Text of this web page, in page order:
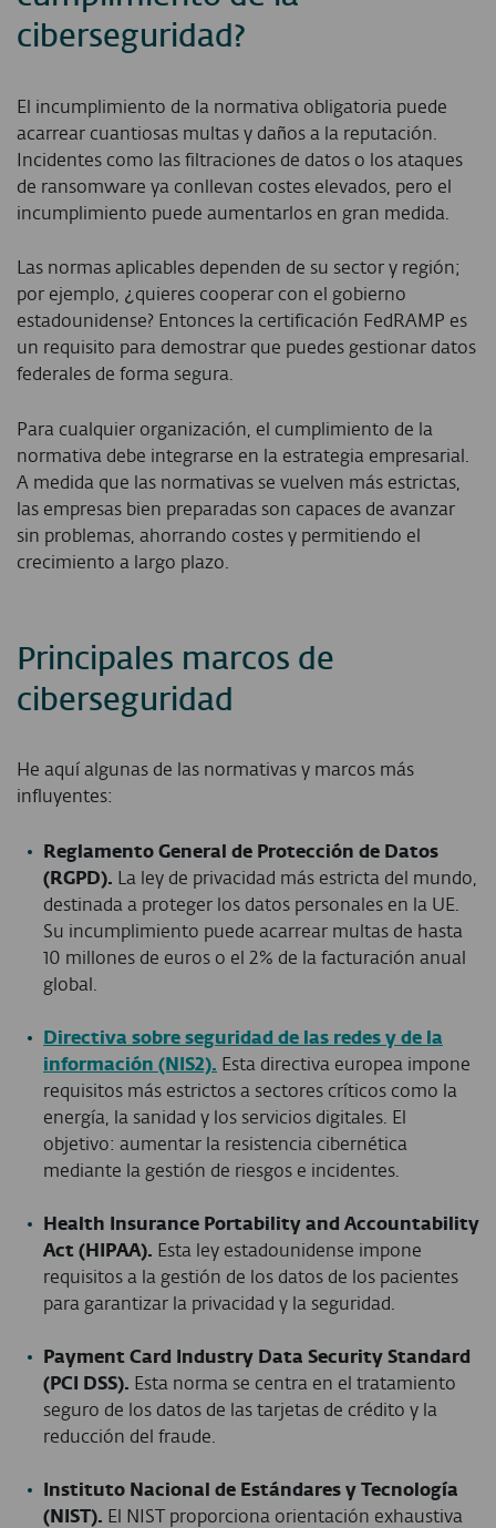
ciberseguridad?
El incumplimiento de la normativa obligatoria puede
acarrear cuantiosas multas y daños a la reputación.
Incidentes como las filtraciones de datos o los ataques
de ransomware ya conllevan costes elevados, pero el
incumplimiento puede aumentarlos en gran medida.
Las normas aplicables dependen de su sector y región;
por ejemplo, ¿quieres cooperar con el gobierno
estadounidense? Entonces la certificación FedRAMP es
un requisito para demostrar que puedes gestionar datos
federales de forma segura.
Para cualquier organización, el cumplimiento de la
normativa debe integrarse en la estrategia empresarial.
A medida que las normativas se vuelven más estrictas,
las empresas bien preparadas son capaces de avanzar
sin problemas, ahorrando costes y permitiendo el
crecimiento a largo plazo.
Principales marcos de
ciberseguridad
He aquí algunas de las normativas y marcos más
influyentes:
Reglamento General de Protección de Datos
(RGPD). La ley de privacidad más estricta del mundo,
destinada a proteger los datos personales en la UE.
Su incumplimiento puede acarrear multas de hasta
10 millones de euros o el 2% de la facturación anual
global.
Directiva sobre seguridad de las redes y de la
información (NIS2). Esta directiva europea impone
requisitos más estrictos a sectores críticos como la
energía, la sanidad y los servicios digitales. El
objetivo: aumentar la resistencia cibernética
mediante la gestión de riesgos e incidentes.
Health Insurance Portability and Accountability
Act (HIPAA). Esta ley estadounidense impone
requisitos a la gestión de los datos de los pacientes
para garantizar la privacidad y la seguridad.
Payment Card Industry Data Security Standard
(PCI DSS). Esta norma se centra en el tratamiento
seguro de los datos de las tarjetas de crédito y la
reducción del fraude.
Instituto Nacional de Estándares y Tecnología
(NIST). El NIST proporciona orientación exhaustiva